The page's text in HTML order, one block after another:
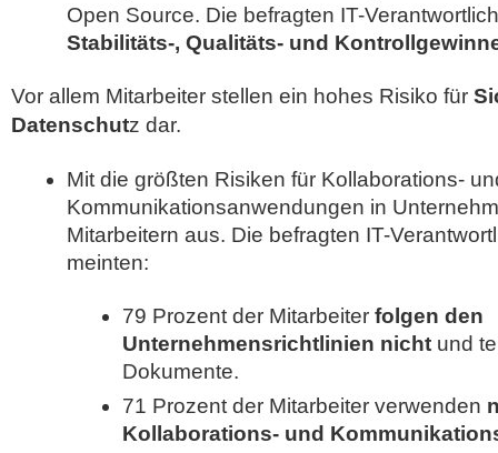
Open Source. Die befragten IT-
Stabilitäts-, Qualitäts- und
Vor allem Mitarbeiter stellen ein hohes Risiko für
Datenschutz dar.
Mit die größten Risiken für Kollaborations-
Kommunikationsanwendungen in
Mitarbeitern aus. Die befragten IT-
meinten:
79 Prozent der Mitarbeiter folgen den
Unternehmensrichtlinien nicht und
Dokumente.
71 Prozent der Mitarbeiter verwenden
Kollaborations- und